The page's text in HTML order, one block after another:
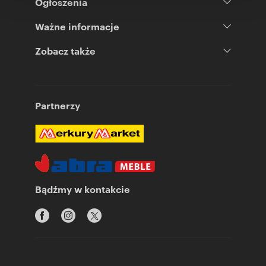
Ważne informacje
Zobacz także
Partnerzy
Bądźmy w kontakcie